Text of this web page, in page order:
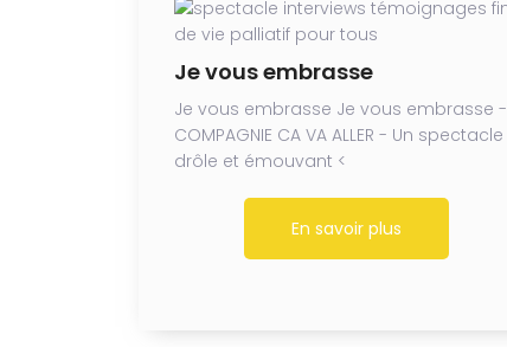
Je vous embrasse
Je vous embrasse Je vous embrasse -
COMPAGNIE CA VA ALLER - Un spectacle
drôle et émouvant <
En savoir plus